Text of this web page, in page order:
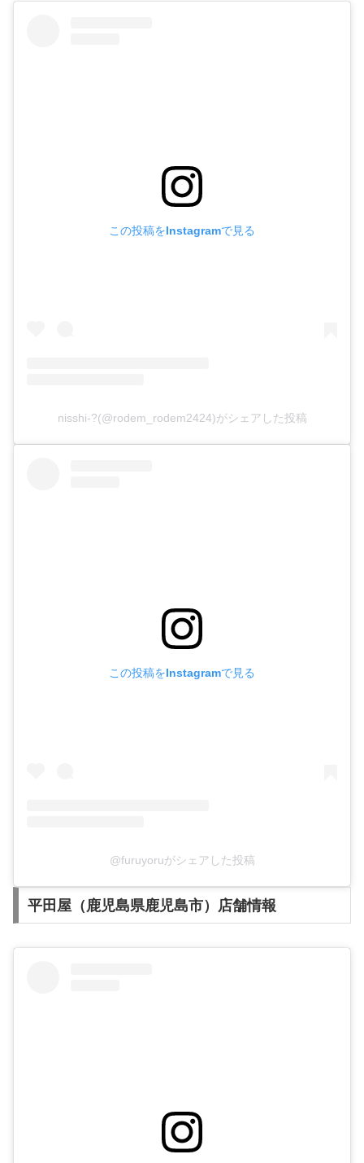
この投稿をInstagramで見る
nisshi-?(@rodem_rodem2424)がシェアした投稿
この投稿をInstagramで見る
@furuyoruがシェアした投稿
平田屋（鹿児島県鹿児島市）店舗情報